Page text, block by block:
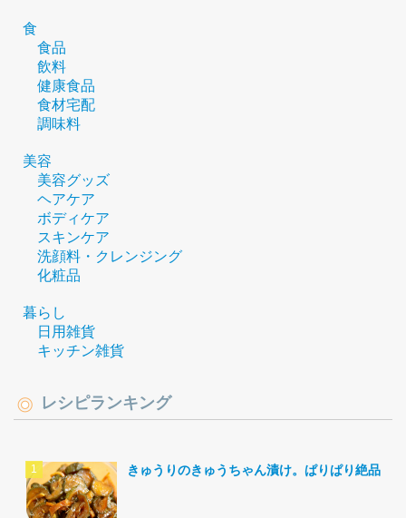
食
食品
飲料
健康食品
食材宅配
調味料
美容
美容グッズ
ヘアケア
ボディケア
スキンケア
洗顔料・クレンジング
化粧品
暮らし
日用雑貨
キッチン雑貨
レシピランキング
きゅうりのきゅうちゃん漬け。ぱりぱり絶品。